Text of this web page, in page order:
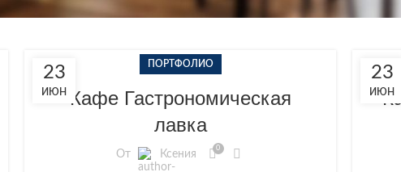
23
ИЮН
ПОРТФОЛИО
Кафе Гастрономическая
лавка
От Ксения 0
23
ИЮН